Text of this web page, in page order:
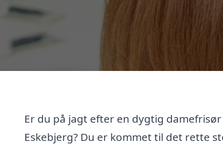
Er du på jagt efter en dygtig damefrisør
Eskebjerg? Du er kommet til det rette